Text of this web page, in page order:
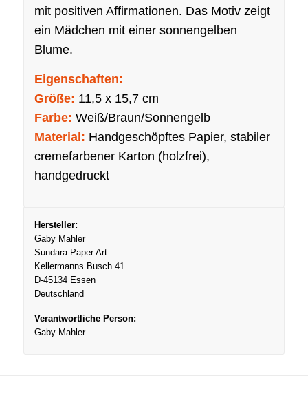
mit positiven Affirmationen. Das Motiv zeigt
ein Mädchen mit einer sonnengelben
Blume.
Eigenschaften:
Größe: 11,5 x 15,7 cm
Farbe: Weiß/Braun/Sonnengelb
Material: Handgeschöpftes Papier, stabiler
cremefarbener Karton (holzfrei),
handgedruckt
Hersteller:
Gaby Mahler
Sundara Paper Art
Kellermanns Busch 41
D-45134 Essen
Deutschland
Verantwortliche Person:
Gaby Mahler